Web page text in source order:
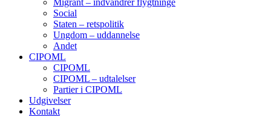
Migrant – indvandrer flygtninge
Social
Staten – retspolitik
Ungdom – uddannelse
Andet
CIPOML
CIPOML
CIPOML – udtalelser
Partier i CIPOML
Udgivelser
Kontakt